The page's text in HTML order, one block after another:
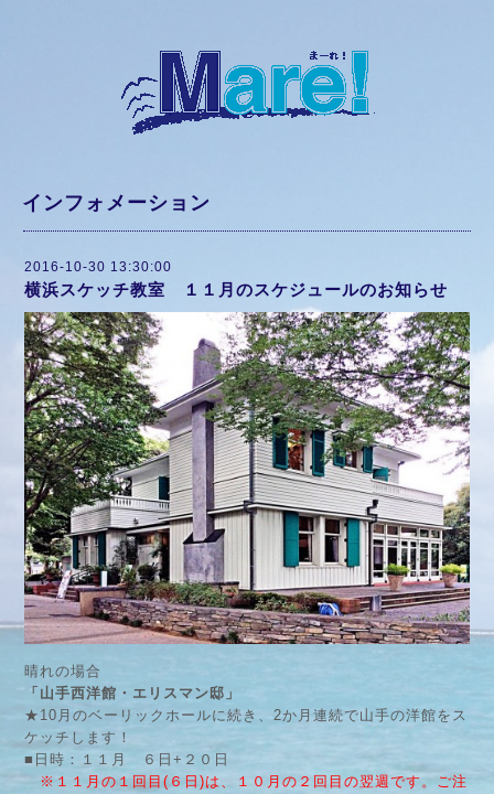
インフォメーション
2016-10-30 13:30:00
横浜スケッチ教室 １１月のスケジュールのお知らせ
晴れの場合
「山手西洋館・エリスマン邸」
★10月のベーリックホールに続き、2か月連続で山手の洋館をス
ケッチします！
■日時：１１月 ６日+２０日
※１１月の１回目(６日)は、１０月の２回目の翌週です。ご注